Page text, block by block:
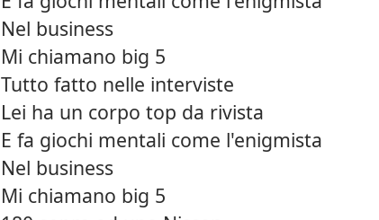
Nel business
Mi chiamano big 5
Tutto fatto nelle interviste
Lei ha un corpo top da rivista
E fa giochi mentali come l'enigmista
Nel business
Mi chiamano big 5